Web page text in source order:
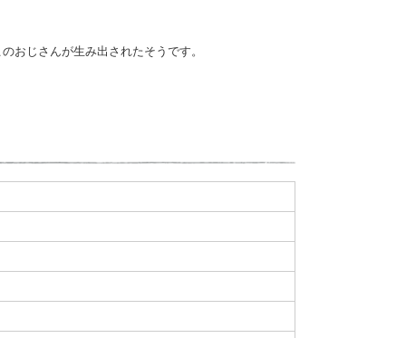
おじさんが生み出されたそうです。